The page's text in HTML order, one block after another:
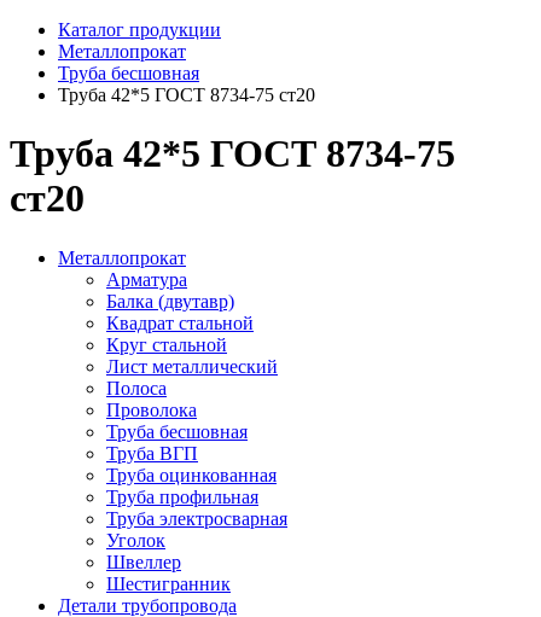
Каталог продукции
Металлопрокат
Труба бесшовная
Труба 42*5 ГОСТ 8734-75 ст20
Труба 42*5 ГОСТ 8734-75
ст20
Металлопрокат
Арматура
Балка (двутавр)
Квадрат стальной
Круг стальной
Лист металлический
Полоса
Проволока
Труба бесшовная
Труба ВГП
Труба оцинкованная
Труба профильная
Труба электросварная
Уголок
Швеллер
Шестигранник
Детали трубопровода